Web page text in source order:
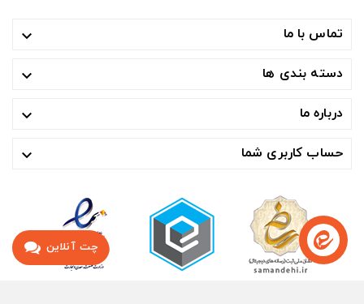
تماس با ما 
دسته بندی ها 
درباره ما 
حساب کاربری شما 
چت آنلاین